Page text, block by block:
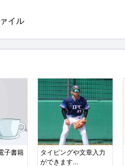
イル
子書籍
タイピングや文章入力
ができます...